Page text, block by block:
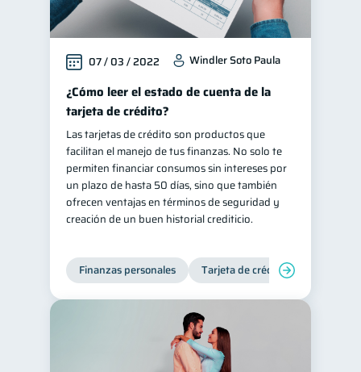
07 / 03 / 2022 Windler Soto Paula
¿Cómo leer el estado de cuenta de la
tarjeta de crédito?
Las tarjetas de crédito son productos que
facilitan el manejo de tus finanzas. No solo te
permiten financiar consumos sin intereses por
un plazo de hasta 50 días, sino que también
ofrecen ventajas en términos de seguridad y
creación de un buen historial crediticio.
Finanzas personales Tarjeta de crédito